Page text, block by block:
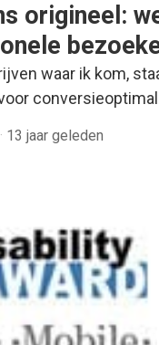
origineel:
waar ik kom,
· 13 jaar geleden